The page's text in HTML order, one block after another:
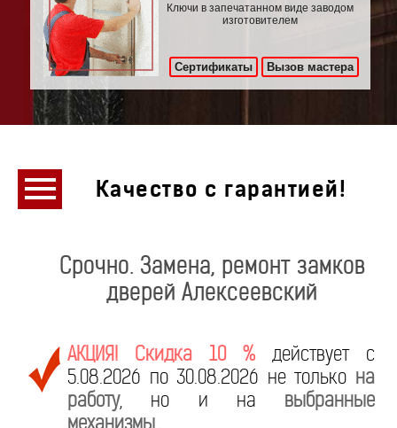
Ключи в запечатанном виде заводом
изготовителем
Сертификаты Вызов мастера
Качество с гарантией!
Срочно. Замена, ремонт замков
дверей Алексеевский
АКЦИЯ! Скидка 10 % действует с
5.08.2026 по 30.08.2026 не только на
работу, но и на выбранные
механизмы.